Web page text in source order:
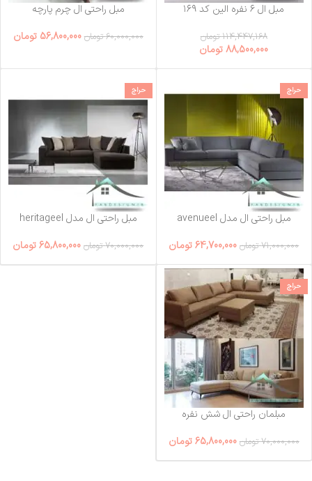
مبل ال ۶ نفره الین کد ۱۶۹
114,447,168 تومان
88,500,000 تومان
مبل راحتی ال چرم پارچه
60,000,000 تومان 56,800,000 تومان
حراج
مبل راحتی ال مدل avenueel
71,000,000 تومان 64,700,000 تومان
حراج
مبل راحتی ال مدل heritageel
70,000,000 تومان 65,800,000 تومان
حراج
مبلمان راحتی ال شش نفره
70,000,000 تومان 65,800,000 تومان